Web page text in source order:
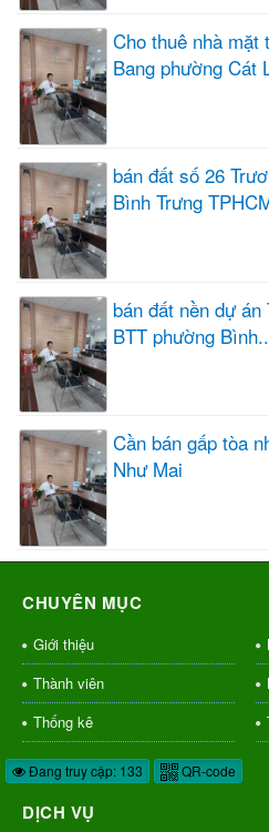
Cho thuê nhà mặt
Bang phường Cát
bán đất số 26
Bình Trưng
bán đất nền dự
BTT phường
Cần bán gấp tòa
Như Mai
CHUYÊN MỤC
Giới thiệu
Thành viên
Thống kê
Đang truy cập: 133 QR-code
DỊCH VỤ